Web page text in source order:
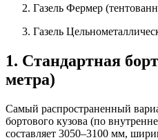
Газель Фермер
Газель
1. Стандартная
метра)
Самый распространенный
бортового кузова (по
составляет 3050–3100 мм,